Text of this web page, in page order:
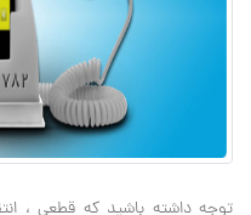
توجه داشته باشید که قطعی ،